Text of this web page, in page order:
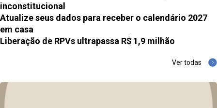
inconstitucional
Atualize seus dados para receber o calendário 2027
em casa
Liberação de RPVs ultrapassa R$ 1,9 milhão
Ver todas